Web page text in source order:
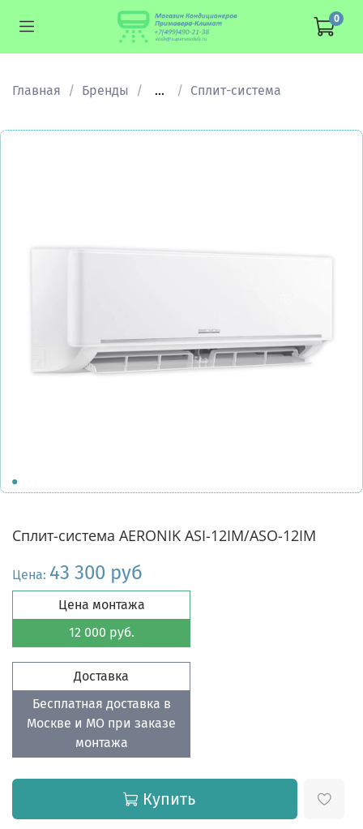
0
Главная Бренды ... Сплит-система
Сплит-система AERONIK ASI-12IM/ASO-12IM
Цена: 43 300 руб
Цена монтажа
12 000 руб.
Доставка
Бесплатная доставка в
Москве и МО при заказе
монтажа
Купить